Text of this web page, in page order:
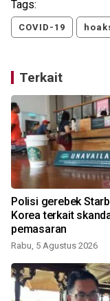
Tags:
COVID-19
Terkait
Polisi gerebek
Korea terkait
pemasaran
Rabu, 5 Agustus 2026